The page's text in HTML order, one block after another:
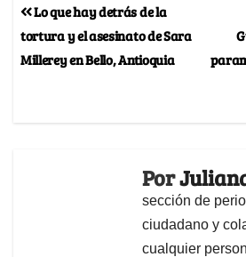
Lo que hay detrás de la
tortura y el asesinato de Sara
Millerey en Bello, Antioquia
Por
sección de
ciudadano y
cualquier